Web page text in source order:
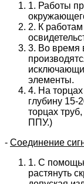
1. Работы
2. К работам
3. Во время
элементы.
4. На
глубину 15-
торцах
ППУ.)
- Соединение
1. С
растянуть